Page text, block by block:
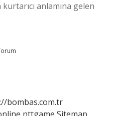
anlamına gelen
bombas.com.tr